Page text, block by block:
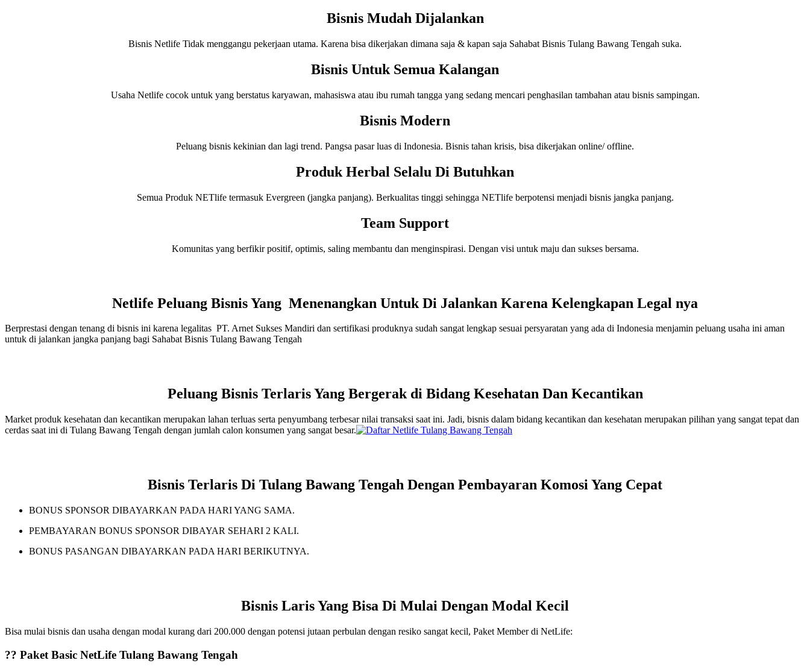
Bisnis Mudah Dijalankan
Bisnis Netlife Tidak menggangu pekerjaan utama. Karena bisa dikerjakan dimana saja & kapan saja Sahabat Bisnis Tulang Bawang Tengah suka.
Bisnis Untuk Semua Kalangan
Usaha Netlife cocok untuk yang berstatus karyawan, mahasiswa atau ibu rumah tangga yang sedang mencari penghasilan tambahan atau bisnis sampingan.
Bisnis Modern
Peluang bisnis kekinian dan lagi trend. Pangsa pasar luas di Indonesia. Bisnis tahan krisis, bisa dikerjakan online/ offline.
Produk Herbal Selalu Di Butuhkan
Semua Produk NETlife termasuk Evergreen (jangka panjang). Berkualitas tinggi sehingga NETlife berpotensi menjadi bisnis jangka panjang.
Team Support
Komunitas yang berfikir positif, optimis, saling membantu dan menginspirasi. Dengan visi untuk maju dan sukses bersama.
Netlife Peluang Bisnis Yang Menenangkan Untuk Di Jalankan Karena Kelengkapan Legal nya
Berprestasi dengan tenang di bisnis ini karena legalitas PT. Arnet Sukses Mandiri dan sertifikasi produknya sudah sangat lengkap sesuai persyaratan yang ada di Indonesia menjamin peluang usaha ini aman
untuk di jalankan jangka panjang bagi Sahabat Bisnis Tulang Bawang Tengah
Peluang Bisnis Terlaris Yang Bergerak di Bidang Kesehatan Dan Kecantikan
Market produk kesehatan dan kecantikan merupakan lahan terluas serta penyumbang terbesar nilai transaksi saat ini. Jadi, bisnis dalam bidang kecantikan dan kesehatan merupakan pilihan yang sangat tepat dan
cerdas saat ini di Tulang Bawang Tengah dengan jumlah calon konsumen yang sangat besar.
Bisnis Terlaris Di Tulang Bawang Tengah Dengan Pembayaran Komosi Yang Cepat
BONUS SPONSOR DIBAYARKAN PADA HARI YANG SAMA.
PEMBAYARAN BONUS SPONSOR DIBAYAR SEHARI 2 KALI.
BONUS PASANGAN DIBAYARKAN PADA HARI BERIKUTNYA.
Bisnis Laris Yang Bisa Di Mulai Dengan Modal Kecil
Bisa mulai bisnis dan usaha dengan modal kurang dari 200.000 dengan potensi jutaan perbulan dengan resiko sangat kecil, Paket Member di NetLife:
?? Paket Basic NetLife Tulang Bawang Tengah